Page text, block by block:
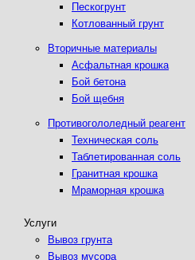
Пескогрунт
Котлованный грунт
Вторичные материалы
Асфальтная крошка
Бой бетона
Бой щебня
Противогололедный реагент
Техническая соль
Таблетированная соль
Гранитная крошка
Мраморная крошка
Услуги
Вывоз грунта
Вывоз мусора